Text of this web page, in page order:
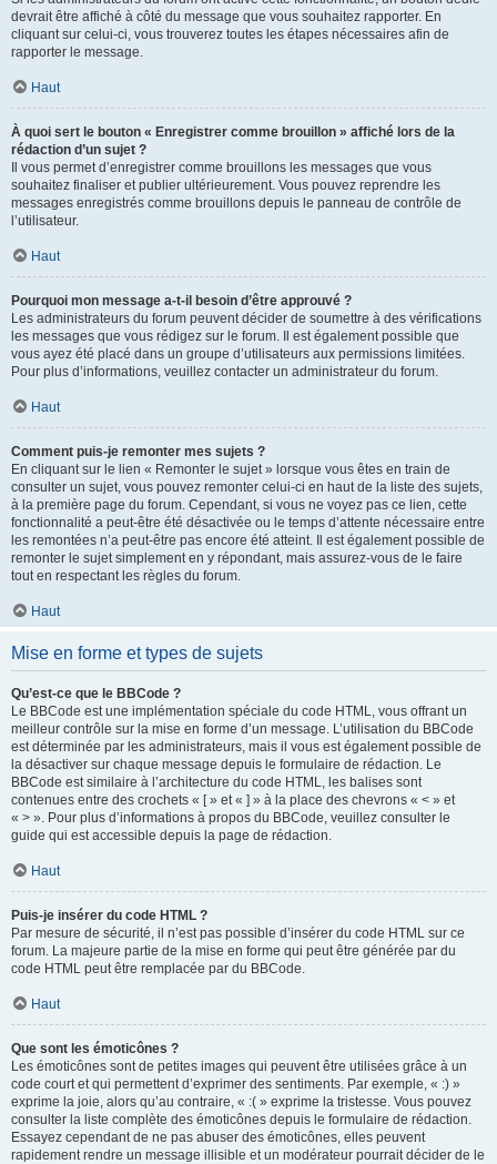
devrait être affiché à côté du message que vous souhaitez rapporter. En
cliquant sur celui-ci, vous trouverez toutes les étapes nécessaires afin de
rapporter le message.
Haut
À quoi sert le bouton « Enregistrer comme brouillon » affiché lors de la
rédaction d’un sujet ?
Il vous permet d’enregistrer comme brouillons les messages que vous
souhaitez finaliser et publier ultérieurement. Vous pouvez reprendre les
messages enregistrés comme brouillons depuis le panneau de contrôle de
l’utilisateur.
Haut
Pourquoi mon message a-t-il besoin d’être approuvé ?
Les administrateurs du forum peuvent décider de soumettre à des vérifications
les messages que vous rédigez sur le forum. Il est également possible que
vous ayez été placé dans un groupe d’utilisateurs aux permissions limitées.
Pour plus d’informations, veuillez contacter un administrateur du forum.
Haut
Comment puis-je remonter mes sujets ?
En cliquant sur le lien « Remonter le sujet » lorsque vous êtes en train de
consulter un sujet, vous pouvez remonter celui-ci en haut de la liste des sujets,
à la première page du forum. Cependant, si vous ne voyez pas ce lien, cette
fonctionnalité a peut-être été désactivée ou le temps d’attente nécessaire entre
les remontées n’a peut-être pas encore été atteint. Il est également possible de
remonter le sujet simplement en y répondant, mais assurez-vous de le faire
tout en respectant les règles du forum.
Haut
Mise en forme et types de sujets
Qu’est-ce que le BBCode ?
Le BBCode est une implémentation spéciale du code HTML, vous offrant un
meilleur contrôle sur la mise en forme d’un message. L’utilisation du BBCode
est déterminée par les administrateurs, mais il vous est également possible de
la désactiver sur chaque message depuis le formulaire de rédaction. Le
BBCode est similaire à l’architecture du code HTML, les balises sont
contenues entre des crochets « [ » et « ] » à la place des chevrons « < » et
« > ». Pour plus d’informations à propos du BBCode, veuillez consulter le
guide qui est accessible depuis la page de rédaction.
Haut
Puis-je insérer du code HTML ?
Par mesure de sécurité, il n’est pas possible d’insérer du code HTML sur ce
forum. La majeure partie de la mise en forme qui peut être générée par du
code HTML peut être remplacée par du BBCode.
Haut
Que sont les émoticônes ?
Les émoticônes sont de petites images qui peuvent être utilisées grâce à un
code court et qui permettent d’exprimer des sentiments. Par exemple, « :) »
exprime la joie, alors qu’au contraire, « :( » exprime la tristesse. Vous pouvez
consulter la liste complète des émoticônes depuis le formulaire de rédaction.
Essayez cependant de ne pas abuser des émoticônes, elles peuvent
rapidement rendre un message illisible et un modérateur pourrait décider de le